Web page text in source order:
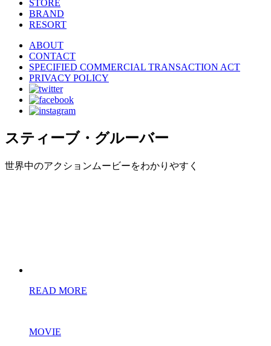
STORE
BRAND
RESORT
ABOUT
CONTACT
SPECIFIED COMMERCIAL TRANSACTION ACT
PRIVACY POLICY
スティーブ・グルーバー
世界中のアクションムービーをわかりやすく
READ MORE
MOVIE